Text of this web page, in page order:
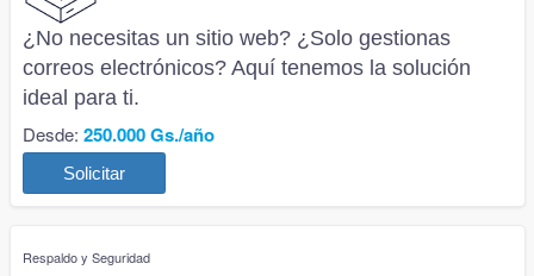
¿No necesitas un sitio web? ¿Solo gestionas
correos electrónicos? Aquí tenemos la solución
ideal para ti.
Desde: 250.000 Gs./año
Solicitar
Respaldo y Seguridad